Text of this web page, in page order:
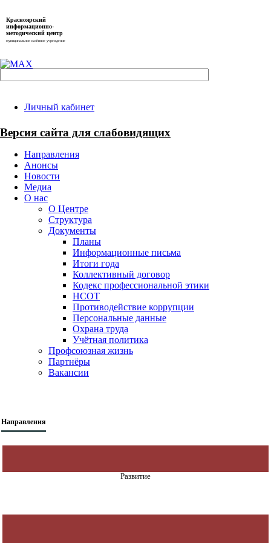
Красноярский
информационно-
методический центр
муниципальное казённое учреждение
Личный кабинет
Версия сайта для слабовидящих
Направления
Анонсы
Новости
Медиа
О нас
О Центре
Структура
Документы
Планы
Информационные письма
Итоги года
Коллективный договор
Кодекс профессиональной этики
НСОТ
Противодействие коррупции
Персональные данные
Охрана труда
Учётная политика
Профсоюзная жизнь
Партнёры
Вакансии
Направления
Развитие